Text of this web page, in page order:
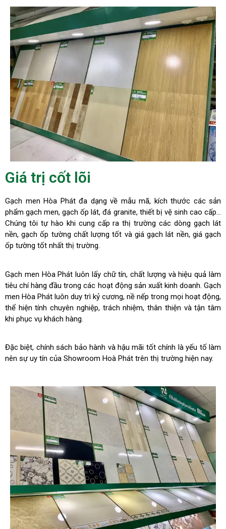
Giá trị cốt lõi
Gạch men Hòa Phát đa dạng về mẫu mã, kích thước các sản
phẩm gạch men, gạch ốp lát, đá granite, thiết bị vệ sinh cao cấp…
Chúng tôi tự hào khi cung cấp ra thị trường các dòng gạch lát
nền, gạch ốp tường chất lượng tốt và giá gạch lát nền, giá gạch
ốp tường tốt nhất thị trường.
Gạch men Hòa Phát luôn lấy chữ tín, chất lượng và hiệu quả làm
tiêu chí hàng đầu trong các hoạt động sản xuất kinh doanh. Gạch
men Hòa Phát luôn duy trì kỷ cương, nề nếp trong mọi hoạt động,
thể hiện tính chuyên nghiệp, trách nhiệm, thân thiện và tận tâm
khi phục vụ khách hàng.
Đặc biệt, chính sách bảo hành và hậu mãi tốt chính là yếu tố làm
nên sự uy tín của Showroom Hoà Phát trên thị trường hiện nay.